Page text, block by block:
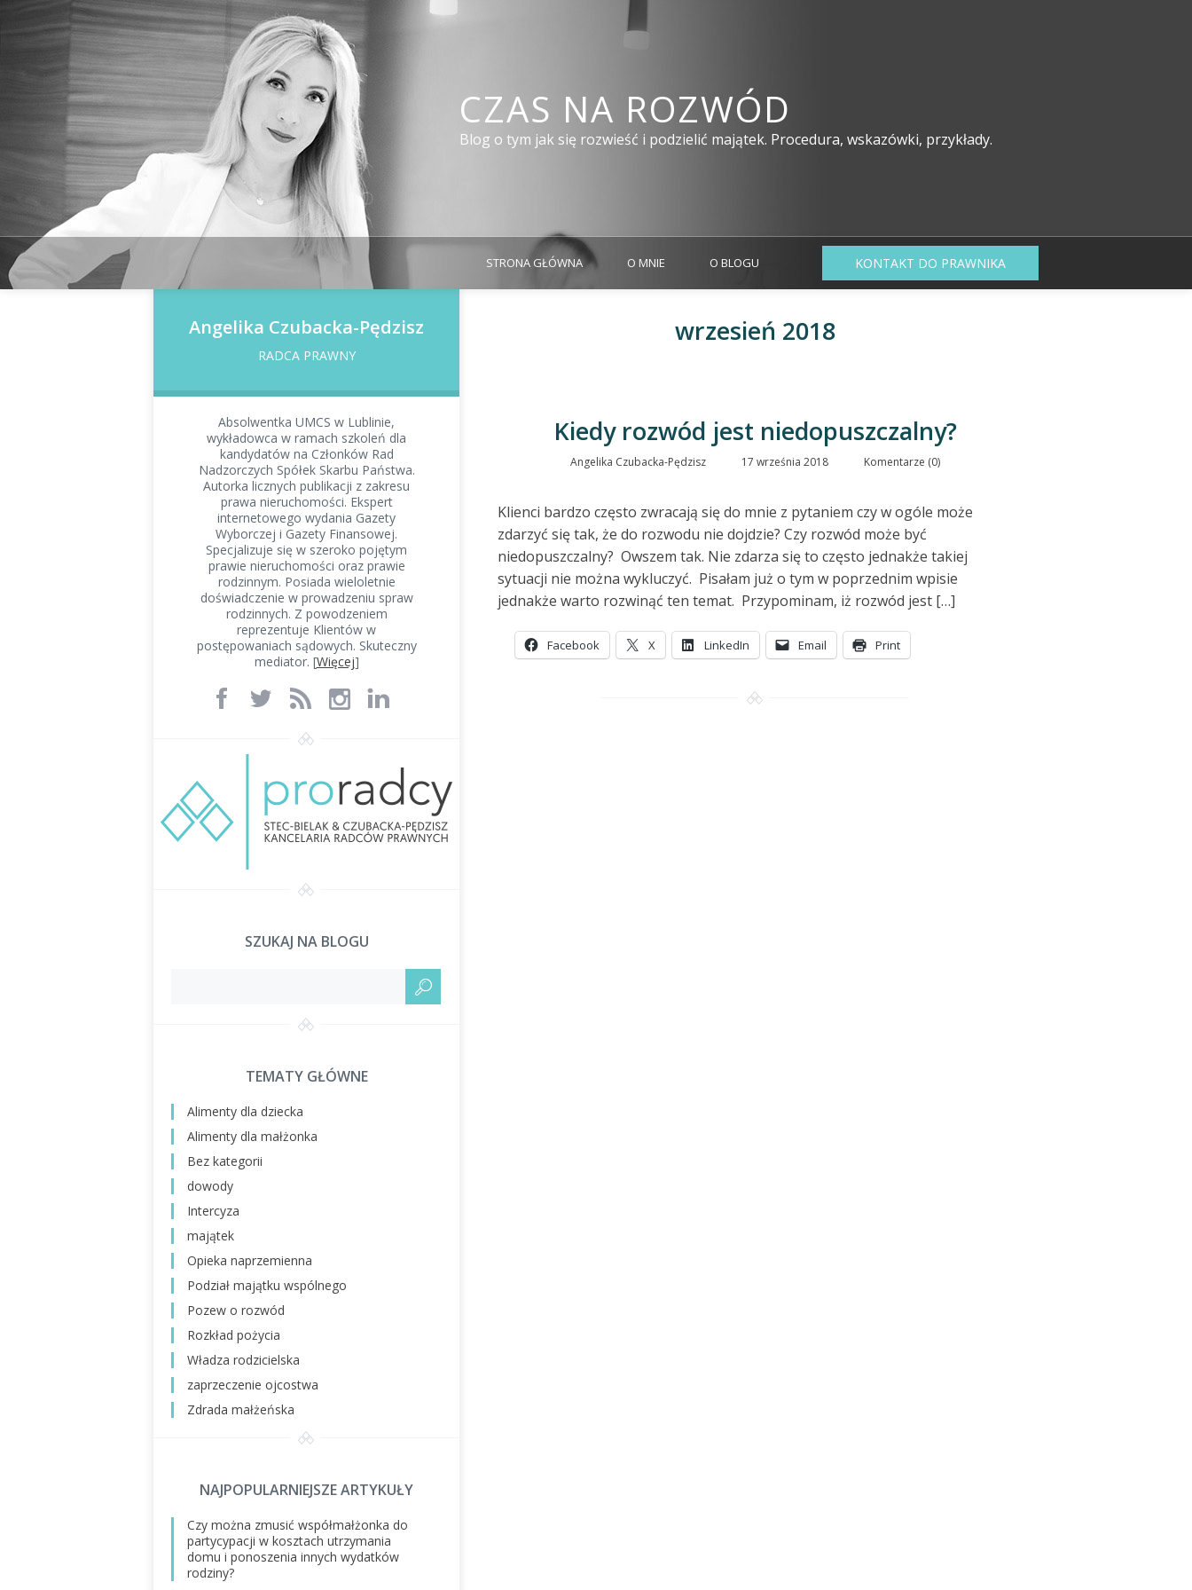
CZAS NA ROZWÓD
Blog o tym jak się rozwieść i podzielić majątek. Procedura, wskazówki, przykłady.
STRONA GŁÓWNA O MNIE O BLOGU KONTAKT DO PRAWNIKA
wrzesień 2018
Kiedy rozwód jest niedopuszczalny?
Angelika Czubacka-Pędzisz 17 września 2018 Komentarze (0)
Klienci bardzo często zwracają się do mnie z pytaniem czy w ogóle może
zdarzyć się tak, że do rozwodu nie dojdzie? Czy rozwód może być
niedopuszczalny? Owszem tak. Nie zdarza się to często jednakże takiej
sytuacji nie można wykluczyć. Pisałam już o tym w poprzednim wpisie
jednakże warto rozwinąć ten temat. Przypominam, iż rozwód jest […]
Facebook X LinkedIn Email Print
Angelika Czubacka-Pędzisz
RADCA PRAWNY
Absolwentka UMCS w Lublinie,
wykładowca w ramach szkoleń dla
kandydatów na Członków Rad
Nadzorczych Spółek Skarbu Państwa.
Autorka licznych publikacji z zakresu
prawa nieruchomości. Ekspert
internetowego wydania Gazety
Wyborczej i Gazety Finansowej.
Specjalizuje się w szeroko pojętym
prawie nieruchomości oraz prawie
rodzinnym. Posiada wieloletnie
doświadczenie w prowadzeniu spraw
rodzinnych. Z powodzeniem
reprezentuje Klientów w
postępowaniach sądowych. Skuteczny
mediator. [Więcej]
SZUKAJ NA BLOGU
TEMATY GŁÓWNE
Alimenty dla dziecka
Alimenty dla małżonka
Bez kategorii
dowody
Intercyza
majątek
Opieka naprzemienna
Podział majątku wspólnego
Pozew o rozwód
Rozkład pożycia
Władza rodzicielska
zaprzeczenie ojcostwa
Zdrada małżeńska
NAJPOPULARNIEJSZE ARTYKUŁY
Czy można zmusić współmałżonka do
partycypacji w kosztach utrzymania
domu i ponoszenia innych wydatków
rodziny?